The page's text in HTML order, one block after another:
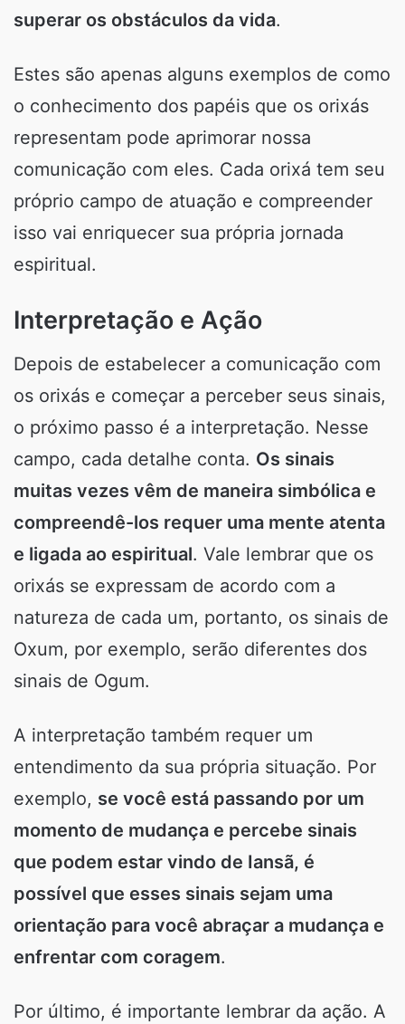
superar os obstáculos da vida.
Estes são apenas alguns exemplos de como
o conhecimento dos papéis que os orixás
representam pode aprimorar nossa
comunicação com eles. Cada orixá tem seu
próprio campo de atuação e compreender
isso vai enriquecer sua própria jornada
espiritual.
Interpretação e Ação
Depois de estabelecer a comunicação com
os orixás e começar a perceber seus sinais,
o próximo passo é a interpretação. Nesse
campo, cada detalhe conta. Os sinais
muitas vezes vêm de maneira simbólica e
compreendê-los requer uma mente atenta
e ligada ao espiritual. Vale lembrar que os
orixás se expressam de acordo com a
natureza de cada um, portanto, os sinais de
Oxum, por exemplo, serão diferentes dos
sinais de Ogum.
A interpretação também requer um
entendimento da sua própria situação. Por
exemplo, se você está passando por um
momento de mudança e percebe sinais
que podem estar vindo de Iansã, é
possível que esses sinais sejam uma
orientação para você abraçar a mudança e
enfrentar com coragem.
Por último, é importante lembrar da ação. A